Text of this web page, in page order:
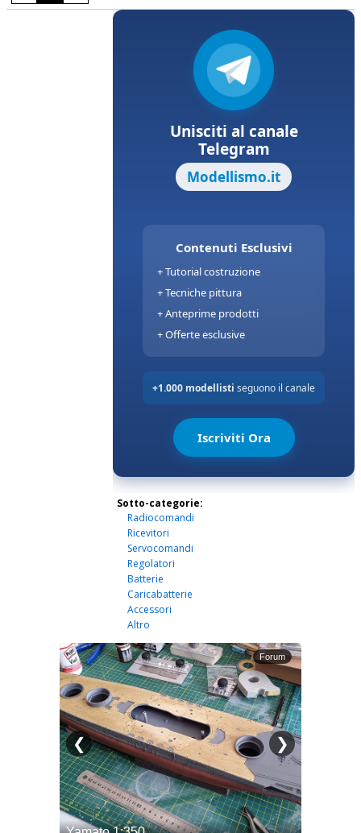
Sotto-categorie:
Radiocomandi
Ricevitori
Servocomandi
Regolatori
Batterie
Caricabatterie
Accessori
Altro